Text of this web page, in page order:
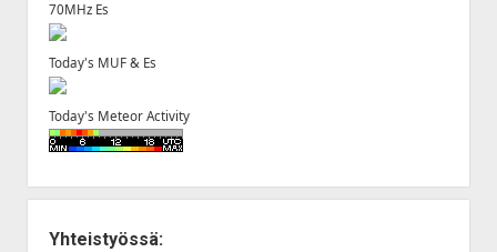
70MHz Es
Today's MUF & Es
Today's Meteor Activity
Yhteistyössä: